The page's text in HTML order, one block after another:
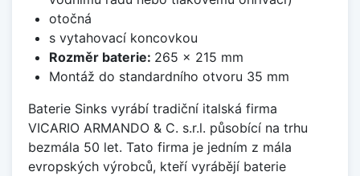
otočná
s vytahovací koncovkou
Rozměr baterie: 265 x 215 mm
Montáž do standardního otvoru 35 mm
Baterie Sinks vyrábí tradiční italská firma
VICARIO ARMANDO & C. s.r.l. působící na trhu
bezmála 50 let. Tato firma je jedním z mála
evropských výrobců, kteří vyrábějí baterie